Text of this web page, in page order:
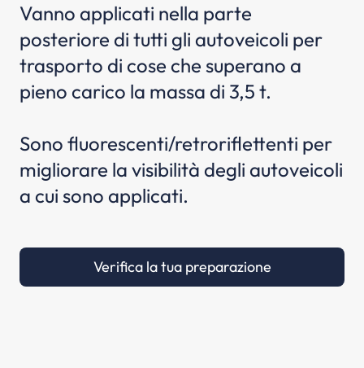
Vanno applicati nella parte
posteriore di tutti gli autoveicoli per
trasporto di cose che superano a
pieno carico la massa di 3,5 t.
Sono fluorescenti/retroriflettenti per
migliorare la visibilità degli autoveicoli
a cui sono applicati.
Verifica la tua preparazione